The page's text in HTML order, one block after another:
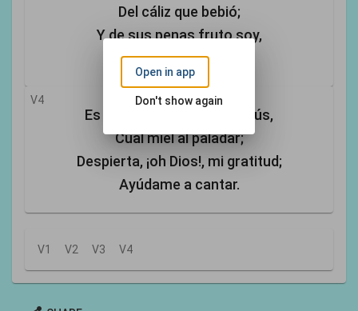
Del cáliz que bebió;
Y de sus penas fruto soy,
Su sangre me lavó.
V4
Es dulce el nombre de Jesús,
Cual miel al paladar;
Despierta, ¡oh Dios!, mi gratitud;
Ayúdame a cantar.
V1 V2 V3 V4
Open in app
Don't show again